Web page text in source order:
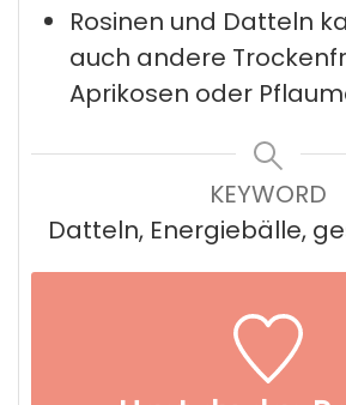
Rosinen und Datteln
auch andere
Aprikosen oder
KEYWORD
Datteln, Energiebälle,